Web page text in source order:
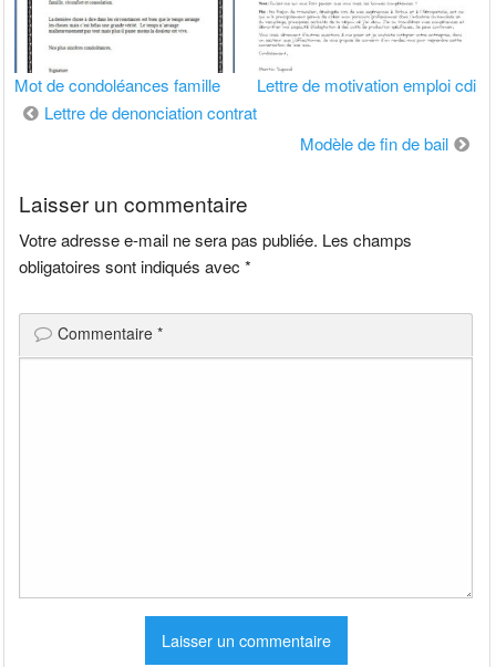
Mot de condoléances famille Lettre de motivation emploi cdi
Navigation
Lettre de denonciation contrat
Modèle de fin de bail
Laisser un commentaire
Votre adresse e-mail ne sera pas publiée. Les champs
obligatoires sont indiqués avec*
Commentaire*